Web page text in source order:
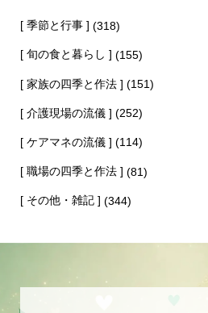
[ 季節と行事 ] (318)
[ 旬の食と暮らし ] (155)
[ 家族の四季と作法 ] (151)
[ 介護現場の流儀 ] (252)
[ ケアマネの流儀 ] (114)
[ 職場の四季と作法 ] (81)
[ その他・雑記 ] (344)